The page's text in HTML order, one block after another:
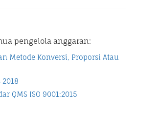
pengelola anggaran:
Metode Konversi, Proporsi Atau
QMS ISO 9001:2015